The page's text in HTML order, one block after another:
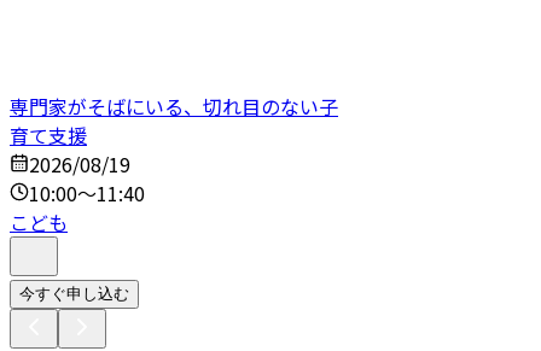
専門家がそばにいる、切れ目のない子
育て支援
2026/08/19
10:00～11:40
こども
今すぐ申し込む